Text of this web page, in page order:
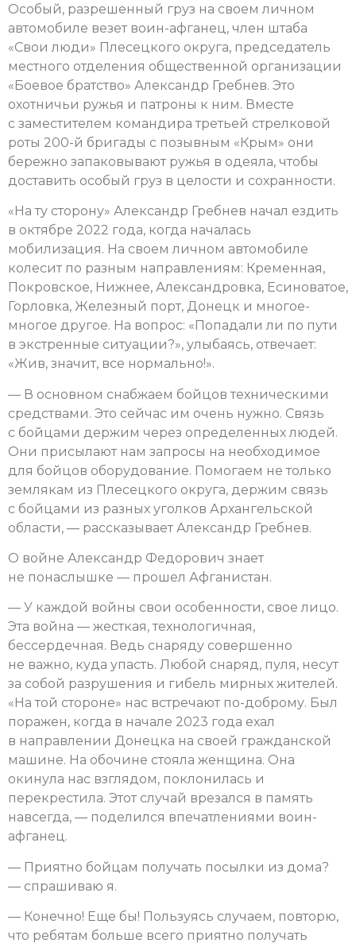
Особый, разрешенный груз на своем личном
автомобиле везет воин-афганец, член штаба
«Свои люди» Плесецкого округа, председатель
местного отделения общественной организации
«Боевое братство» Александр Гребнев. Это
охотничьи ружья и патроны к ним. Вместе
с заместителем командира третьей стрелковой
роты 200-й бригады с позывным «Крым» они
бережно запаковывают ружья в одеяла, чтобы
доставить особый груз в целости и сохранности.
«На ту сторону» Александр Гребнев начал ездить
в октябре 2022 года, когда началась
мобилизация. На своем личном автомобиле
колесит по разным направлениям: Кременная,
Покровское, Нижнее, Александровка, Есиноватое,
Горловка, Железный порт, Донецк и многое-
многое другое. На вопрос: «Попадали ли по пути
в экстренные ситуации?», улыбаясь, отвечает:
«Жив, значит, все нормально!».
— В основном снабжаем бойцов техническими
средствами. Это сейчас им очень нужно. Связь
с бойцами держим через определенных людей.
Они присылают нам запросы на необходимое
для бойцов оборудование. Помогаем не только
землякам из Плесецкого округа, держим связь
с бойцами из разных уголков Архангельской
области, — рассказывает Александр Гребнев.
О войне Александр Федорович знает
не понаслышке — прошел Афганистан.
— У каждой войны свои особенности, свое лицо.
Эта война — жесткая, технологичная,
бессердечная. Ведь снаряду совершенно
не важно, куда упасть. Любой снаряд, пуля, несут
за собой разрушения и гибель мирных жителей.
«На той стороне» нас встречают по-доброму. Был
поражен, когда в начале 2023 года ехал
в направлении Донецка на своей гражданской
машине. На обочине стояла женщина. Она
окинула нас взглядом, поклонилась и
перекрестила. Этот случай врезался в память
навсегда, — поделился впечатлениями воин-
афганец.
— Приятно бойцам получать посылки из дома?
— спрашиваю я.
— Конечно! Еще бы! Пользуясь случаем, повторю,
что ребятам больше всего приятно получать